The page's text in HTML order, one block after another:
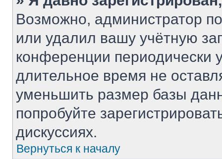
Возможно, администратор
или удалил вашу учётную
конференции периодически
длительное время не
уменьшить размер базы
попробуйте
дискуссиях.
Вернуться к началу